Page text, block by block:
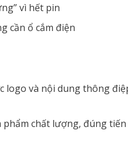
vì hết pin
cần ổ cắm điện
logo và nội dung thông
phẩm chất lượng, đúng tiến